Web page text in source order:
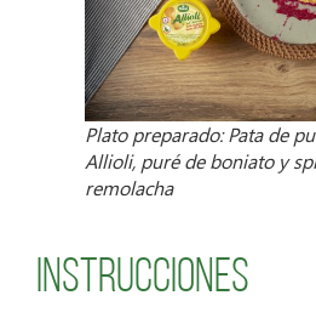
Plato preparado: Pata de
Allioli, puré de boniato y
remolacha
Instrucciones